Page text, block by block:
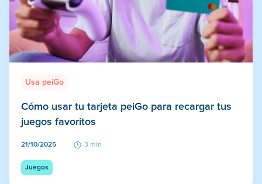
Usa peiGo
Cómo usar tu tarjeta peiGo para recargar tus
juegos favoritos
21/10/2025 3 min
Juegos